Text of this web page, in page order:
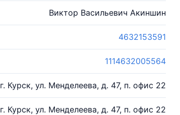
Виктор Васильевич Акиншин
4632153591
1114632005564
г. Курск, ул. Менделеева, д. 47, п. офис 22
г. Курск, ул. Менделеева, д. 47, п. офис 22